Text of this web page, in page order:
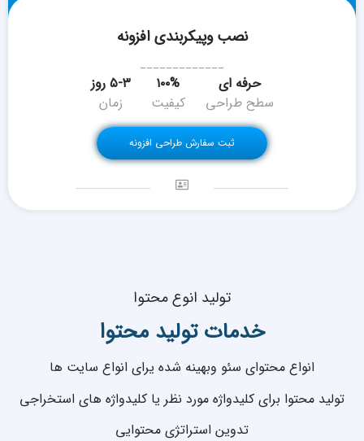
نصب وپیکربندی افزونه
_____________
حرفه ای
سطح طراحی
۱۰۰%
کیفیت
۵-۳ روز
زمان
ثبت سفارش طراحی افزونه
تولید انوع محتوا
خدماتتولید محتوا
انواع محتوای سئو وبهینه شده یرای انواع سایت ها
تولید محتوا برای کلیدواژه مورد نظر یا کلیدواژه های استخراجی
تدوین استراتژی محتوایی